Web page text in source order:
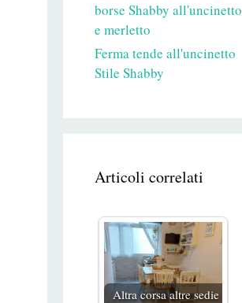
borse Shabby all'uncinetto
e merletto
Ferma tende all'uncinetto
Stile Shabby
Articoli correlati
Altra corsa altre sedie